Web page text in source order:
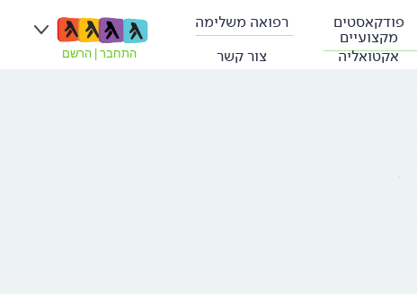
פודקאסטים
מקצועיים
רפואה משלימה
אקטואליה צור קשר התחבר הרשם